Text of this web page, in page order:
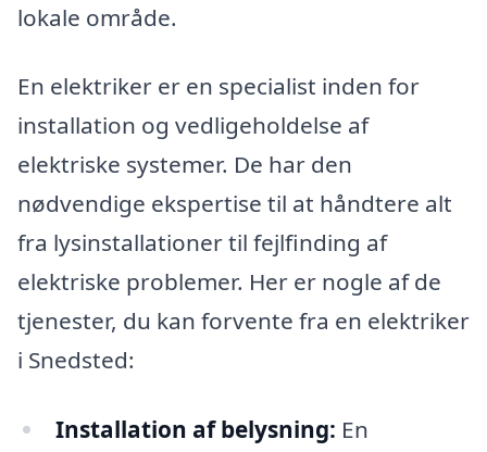
lokale område.
En elektriker er en specialist inden for
installation og vedligeholdelse af
elektriske systemer. De har den
nødvendige ekspertise til at håndtere alt
fra lysinstallationer til fejlfinding af
elektriske problemer. Her er nogle af de
tjenester, du kan forvente fra en elektriker
i Snedsted:
Installation af belysning: En